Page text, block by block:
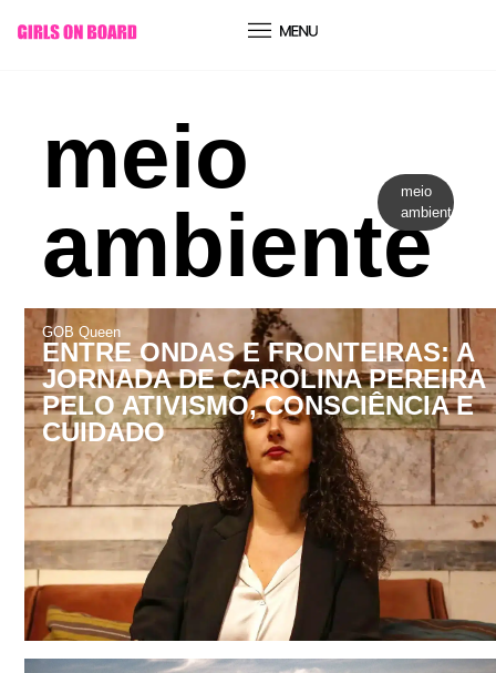
conteúdo
meio
ambiente
meio
ambiente
GOB Queen
ENTRE ONDAS E FRONTEIRAS: A
JORNADA DE CAROLINA PEREIRA
PELO ATIVISMO, CONSCIÊNCIA E
CUIDADO